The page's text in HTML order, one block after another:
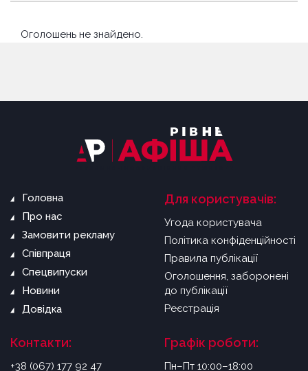
Оголошень не знайдено.
Головна
Про нас
Замовити рекламу
Співпраця
Спецвипуски
Новини
Довідка
Для користувачів:
Угода користувача
Політика конфіденційності
Правила публікації
Оголошення, заборонені
до публікації
Реєстрація
Контакти:
+38 (067) 177 92 47
Графік роботи:
Пн–Пт 10:00–18:00